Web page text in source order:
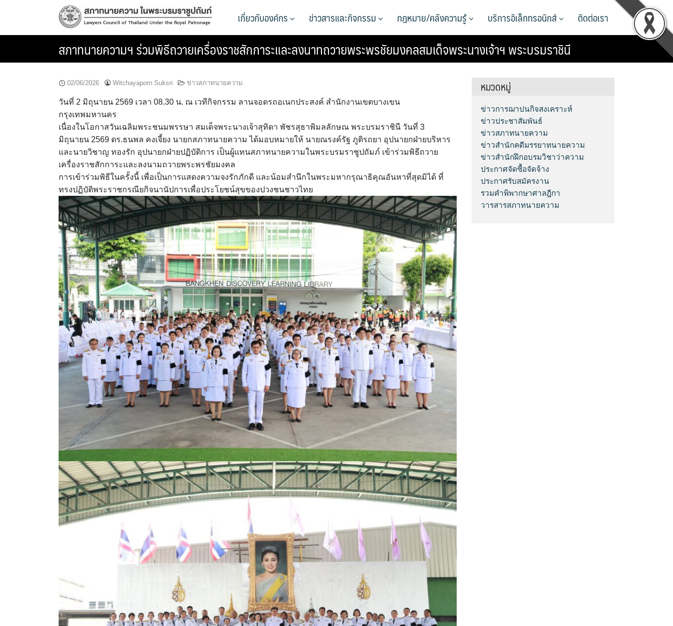
เกี่ยวกับองค์กร ข่าวสารและกิจกรรม กฎหมาย/คลังความรู้ บริการอิเล็กทรอนิกส์ ติดต่อเรา
สภาทนายความฯ ร่วมพิธีถวายเครื่องราชสักการะและลงนาทถวายพระพรชัยมงคลสมเด็จพระนางเจ้าฯ พระบรมราชินี
02/06/2026 Witchayaporn Suksri ข่าวสภาทนายความ
วันที่ 2 มิถุนายน 2569 เวลา 08.30 น. ณ เวทีกิจกรรม ลานจอดรถอเนกประสงค์ สำนักงานเขตบางเขน
กรุงเทพมหานคร
เนื่องในโอกาสวันเฉลิมพระชนมพรรษา สมเด็จพระนางเจ้าสุทิดา พัชรสุธาพิมลลักษณ พระบรมราชินี วันที่ 3
มิถุนายน 2569 ดร.ธนพล คงเจี้ยง นายกสภาทนายความ ได้มอบหมายให้ นายณรงค์รัฐ ภูติรถยา อุปนายกฝ่ายบริหาร
และนายวิชาญ ทองรัก อุปนายกฝ่ายปฏิบัติการ เป็นผู้แทนสภาทนายความในพระบรมราชูปถัมภ์ เข้าร่วมพิธีถวาย
เครื่องราชสักการะและลงนามถวายพระพรชัยมงคล
การเข้าร่วมพิธีในครั้งนี้ เพื่อเป็นการแสดงความจงรักภักดี และน้อมสำนึกในพระมหากรุณาธิคุณอันหาที่สุดมิได้ ที่
ทรงปฏิบัติพระราชกรณียกิจนานัปการเพื่อประโยชน์สุขของปวงชนชาวไทย
หมวดหมู่
ข่าวการฌาปนกิจสงเคราะห์
ข่าวประชาสัมพันธ์
ข่าวสภาทนายความ
ข่าวสำนักคดีมรรยาทนายความ
ข่าวสำนักฝึกอบรมวิชาว่าความ
ประกาศจัดซื้อจัดจ้าง
ประกาศรับสมัครงาน
รวมคำพิพากษาศาลฎีกา
วารสารสภาทนายความ